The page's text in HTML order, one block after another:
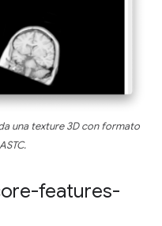
una texture 3D con formato
features-